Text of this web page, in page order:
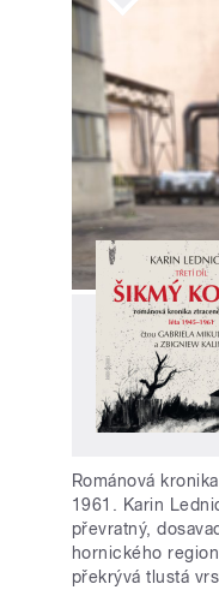
Románová
1961. Karin
převratný,
hornického
překrývá tlustá